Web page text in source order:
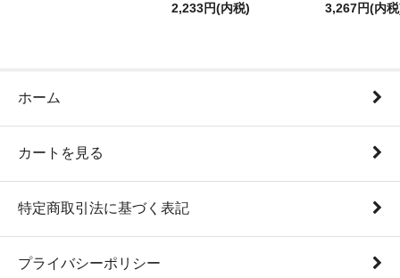
2,233円(内税)
3,267円(内
ホーム
カートを見る
特定商取引法に基づく表記
プライバシーポリシー